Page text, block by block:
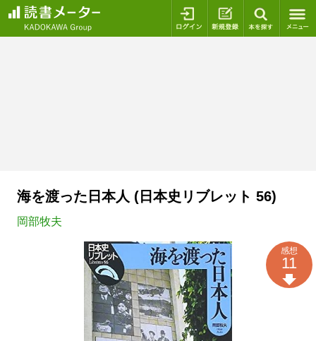
ログイン 新規登録
海を渡った日本人 (日本史リブレット 56)
岡部牧夫
感想
11